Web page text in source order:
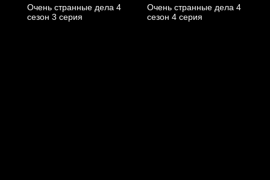
Очень странные дела 4
cезон 3 cерия
Очень странные дела 4
cезон 4 cерия